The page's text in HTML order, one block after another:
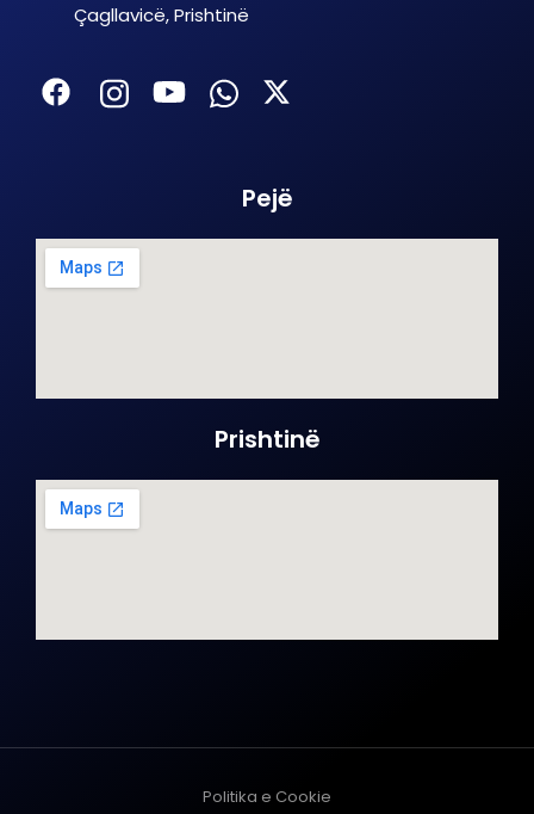
Çagllavicë, Prishtinë
Pejë
Prishtinë
Politika e Cookie